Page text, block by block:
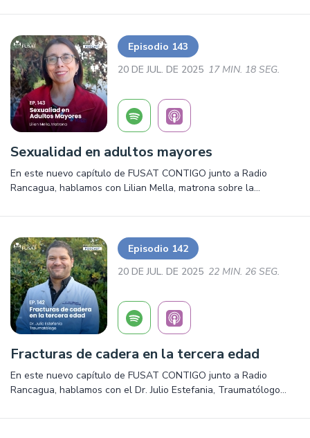
más. ¡Escúchalo ya!
Episodio 143
20 DE JUL. DE 2025 17 MIN. 18 SEG.
Sexualidad en adultos mayores
En este nuevo capítulo de FUSAT CONTIGO junto a Radio
Rancagua, hablamos con Lilian Mella, matrona sobre la
Episodio 142
20 DE JUL. DE 2025 22 MIN. 26 SEG.
Fracturas de cadera en la tercera edad
En este nuevo capítulo de FUSAT CONTIGO junto a Radio
Rancagua, hablamos con el Dr. Julio Estefania, Traumatólogo
prevención y mucho más ¡Escúchalo ya!